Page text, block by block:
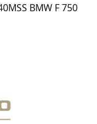
BMW F 750